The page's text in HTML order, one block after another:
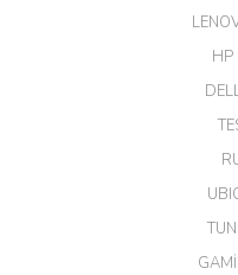
GÜRKAN KETHÜDAOĞLU |
Her şey için teşekkür ederim
HP